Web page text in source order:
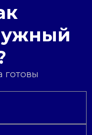
готовы